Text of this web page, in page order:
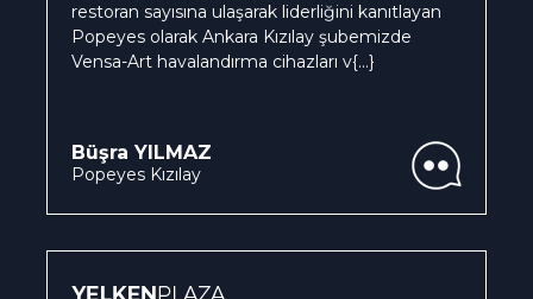
restoran sayısına ulaşarak liderliğini kanıtlayan
Popeyes olarak Ankara Kızılay şubemizde
Vensa-Art havalandırma cihazları v{...}
Büşra YILMAZ
Popeyes Kızılay